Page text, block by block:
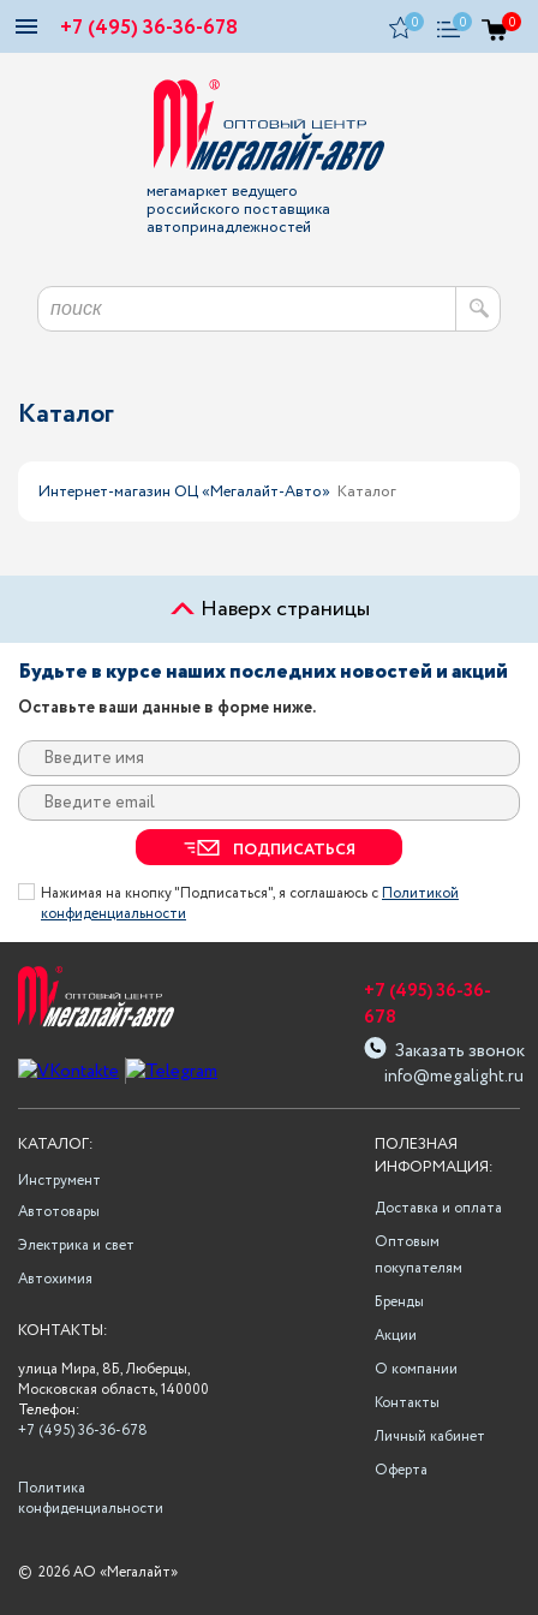
+7 (495) 36-36-678 0 0 0
мегамаркет ведущего
российского поставщика
автопринадлежностей
Каталог
Интернет-магазин ОЦ «Мегалайт-Авто» Каталог
Наверх страницы
Будьте в курсе наших последних новостей и акций
Оставьте ваши данные в форме ниже.
ПОДПИСАТЬСЯ
Нажимая на кнопку "Подписаться", я соглашаюсь сПолитикой
конфиденциальности
info@megalight.ru
+7 (495) 36-36-
678
Заказать звонок
ПОЛЕЗНАЯ
ИНФОРМАЦИЯ:
Доставка и оплата
Оптовым
покупателям
Бренды
Акции
О компании
Контакты
Личный кабинет
Оферта
КАТАЛОГ:
Инструмент
Автотовары
Электрика и свет
Автохимия
КОНТАКТЫ:
улица Мира, 8Б, Люберцы,
Московская область, 140000
Телефон:
+7 (495) 36-36-678
Политика
конфиденциальности
© 2026 АО «Мегалайт»